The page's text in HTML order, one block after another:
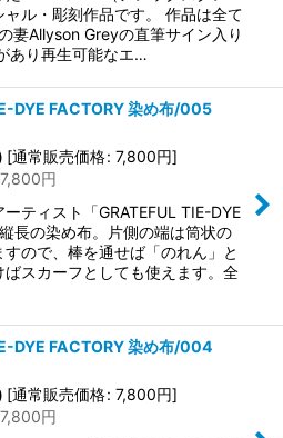
ャル・彫刻作品です。 作品は全て
妻Allyson Greyの直筆サイン入り
あり再生可能なエ…
DYE FACTORY 染め布/005
[通常販売価格: 7,800円]
7,800円
ティスト「GRATEFUL TIE-DYE
長の染め布。片側の端は筒状の
ので、棒を通せば「のれん」と
ばスカーフとしても使えます。全
DYE FACTORY 染め布/004
[通常販売価格: 7,800円]
7,800円